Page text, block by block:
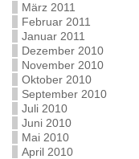
März 2011
Februar 2011
Januar 2011
Dezember 2010
November 2010
Oktober 2010
September 2010
Juli 2010
Juni 2010
Mai 2010
April 2010